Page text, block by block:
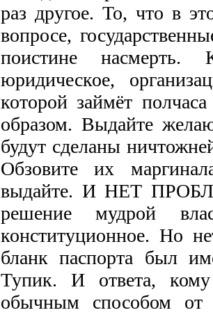
раз другое. То, что в
вопросе,
поистине насмерть.
юридическое,
которой займёт
образом. Выдайте
будут сделаны
Обзовите их
выдайте. И НЕТ
решение мудрой
конституционное. Но
бланк паспорта был
Тупик. И ответа,
обычным способом от